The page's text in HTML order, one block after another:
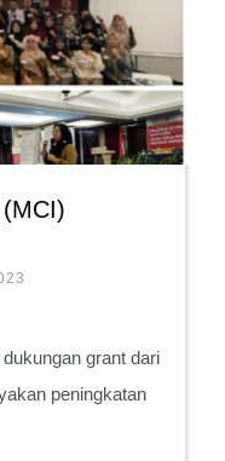
grant dari
peningkatan